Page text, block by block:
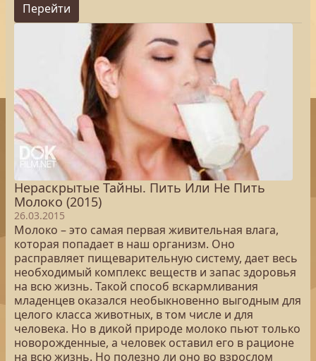
Перейти
Нераскрытые Тайны. Пить Или Не Пить
Молоко (2015)
26.03.2015
Молоко – это самая первая живительная влага,
которая попадает в наш организм. Оно
расправляет пищеварительную систему, дает весь
необходимый комплекс веществ и запас здоровья
на всю жизнь. Такой способ вскармливания
младенцев оказался необыкновенно выгодным для
целого класса животных, в том числе и для
человека. Но в дикой природе молоко пьют только
новорожденные, а человек оставил его в рационе
на всю жизнь. Но полезно ли оно во взрослом